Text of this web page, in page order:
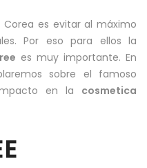
es evitar al máximo
Por eso para ellos la
es muy importante. En
sobre el famoso
en la cosmetica